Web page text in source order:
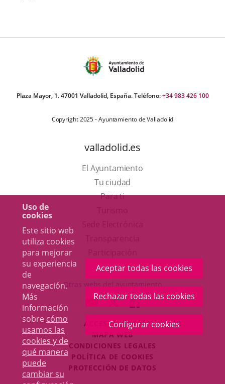
Uso de
cookies
Este sitio web
utiliza cookies
para mejorar
su experiencia
de
navegación.
Más
información
sobre cómo
usamos las
cookies y de
qué manera
puede
cambiar su
Aceptar todas las cookies
Rechazar todas las cookies
Configurar cookies
Plaza Mayor, 1. 47001 Valladolid, España. Teléfono:+34 983 426 100
Copyright 2025 - Ayuntamiento de Valladolid
valladolid.es
El Ayuntamiento
Tu ciudad
Para ti
en
una
ventana
nueva.
aplicación
externa.
Otras webs del ayuntamiento
ENLACE
A
UNA
APLICACIÓN
EXTERNA.
ENLACE
A
UNA
APLICACIÓN
EXTERNA.
ENLACE
A
UNA
EXTERNA.
ACCESIBILIDAD
MAPA WEB
CONDICIONES LEGALES
POLÍTICA DE COOKIES
PROTECCIÓN DE DATOS